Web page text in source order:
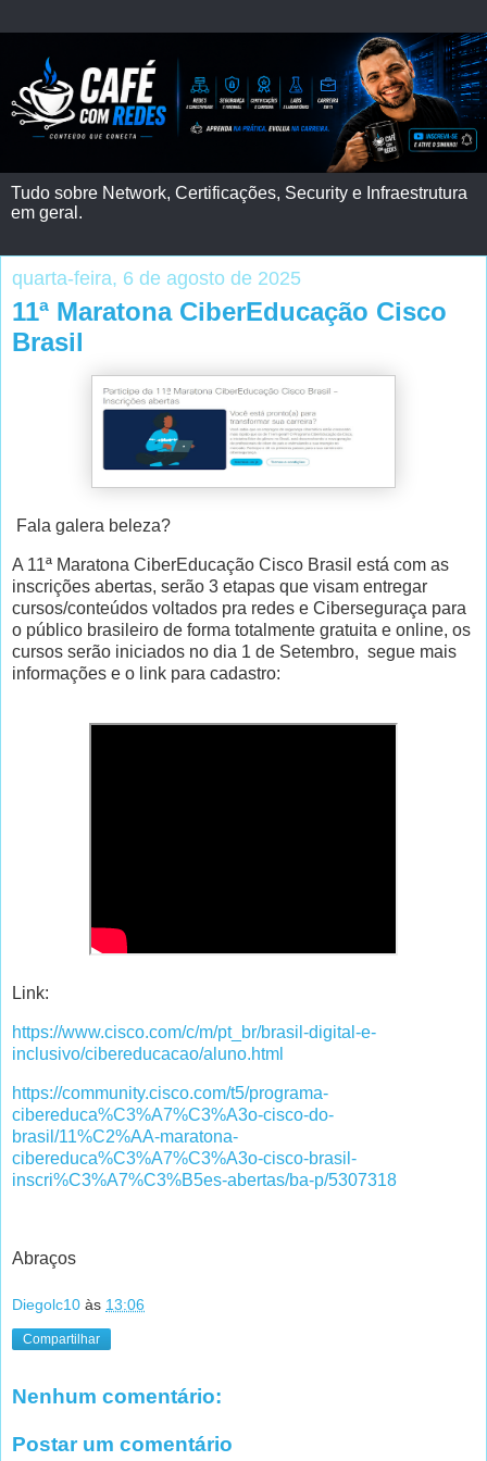
Tudo sobre Network, Certificações, Security e Infraestrutura
em geral.
quarta-feira, 6 de agosto de 2025
11ª Maratona CiberEducação Cisco
Brasil
Fala galera beleza?
A 11ª Maratona CiberEducação Cisco Brasil está com as
inscrições abertas, serão 3 etapas que visam entregar
cursos/conteúdos voltados pra redes e Ciberseguraça para
o público brasileiro de forma totalmente gratuita e online, os
cursos serão iniciados no dia 1 de Setembro, segue mais
informações e o link para cadastro:
Link:
https://www.cisco.com/c/m/pt_br/brasil-digital-e-
inclusivo/cibereducacao/aluno.html
https://community.cisco.com/t5/programa-
cibereduca%C3%A7%C3%A3o-cisco-do-
brasil/11%C2%AA-maratona-
cibereduca%C3%A7%C3%A3o-cisco-brasil-
inscri%C3%A7%C3%B5es-abertas/ba-p/5307318
Abraços
Diegolc10 às 13:06
Compartilhar
Nenhum comentário:
Postar um comentário